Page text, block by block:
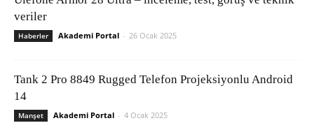
veriler
Haberler Akademi Portal - 26 Ocak 2025
Tank 2 Pro 8849 Rugged Telefon Projeksiyonlu Android
14
Manşet Akademi Portal - 4 Ocak 2025